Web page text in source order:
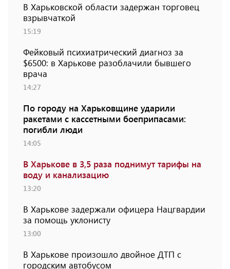
В Харьковской области задержан торговец
взрывчаткой
15:19
Фейковый психиатрический диагноз за
$6500: в Харькове разоблачили бывшего
врача
14:27
По городу на Харьковщине ударили
ракетами с кассетными боеприпасами:
погибли люди
14:05
В Харькове в 3,5 раза поднимут тарифы на
воду и канализацию
13:20
В Харькове задержали офицера Нацгвардии
за помощь уклонисту
13:00
В Харькове произошло двойное ДТП с
городским автобусом